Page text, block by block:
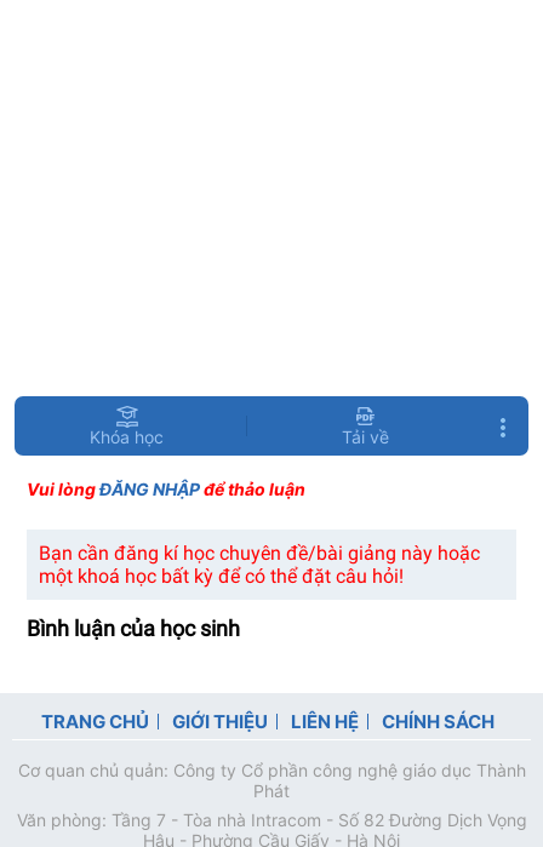
Khóa học Tải về
Vui lòngĐĂNG NHẬPđể thảo luận
Bạn cần đăng kí học chuyên đề/bài giảng này hoặc
một khoá học bất kỳ để có thể đặt câu hỏi!
Bình luận của học sinh
TRANG CHỦ GIỚI THIỆU LIÊN HỆ CHÍNH SÁCH
Cơ quan chủ quản: Công ty Cổ phần công nghệ giáo dục Thành
Phát
Văn phòng: Tầng 7 - Tòa nhà Intracom - Số 82 Đường Dịch Vọng
Hậu - Phường Cầu Giấy - Hà Nội